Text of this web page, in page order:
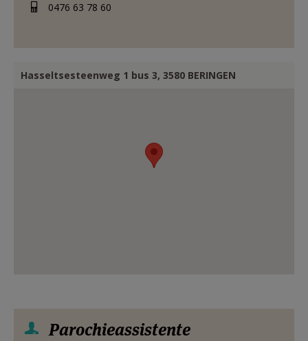
0476 63 78 60
Hasseltsesteenweg 1 bus 3, 3580 BERINGEN
Parochieassistente